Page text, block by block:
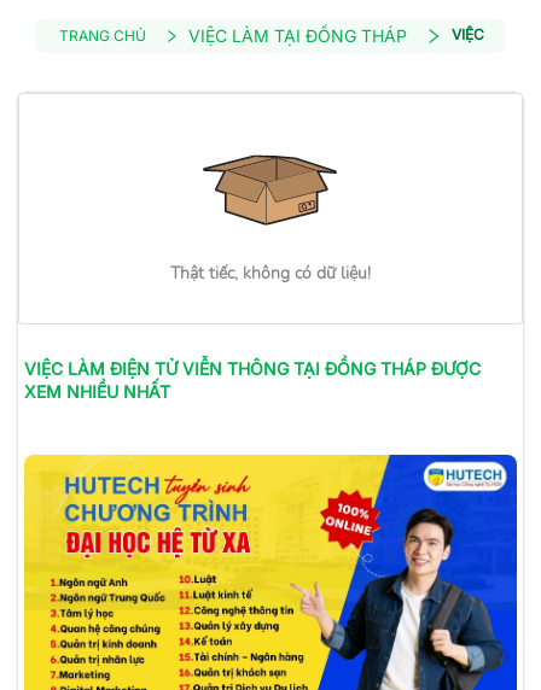
TRANG CHỦ VIỆC LÀM TẠI ĐỒNG THÁP VIỆC LÀM
Thật tiếc, không có dữ liệu!
VIỆC LÀM ĐIỆN TỬ VIỄN THÔNGTẠI ĐỒNG THÁP ĐƯỢC
XEM NHIỀU NHẤT